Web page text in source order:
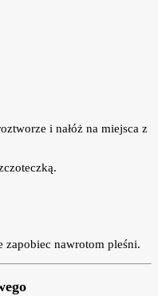
i nałóż na miejsca z
zapobiec nawrotom pleśni.